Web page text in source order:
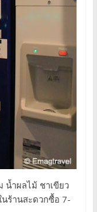
น้ำผลไม้ ชาเขียว
นร้านสะดวกซื้อ 7-